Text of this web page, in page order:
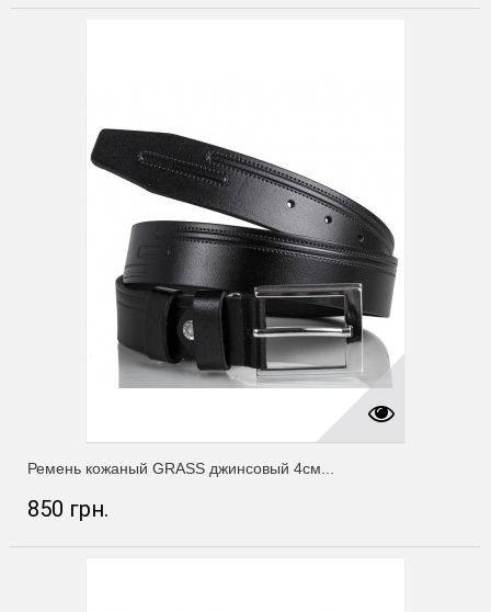
Ремень кожаный GRASS джинсовый 4см...
850 грн.